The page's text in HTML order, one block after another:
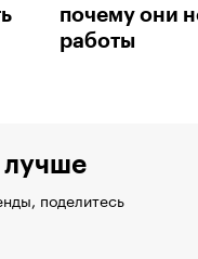
почему они
работы
лучше
поделитесь